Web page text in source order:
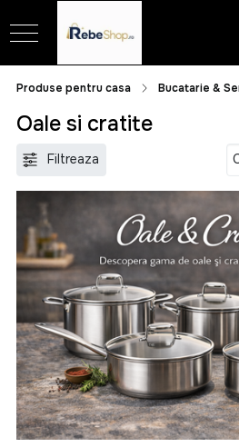
Produse pentru casa Bucatarie &
Oale si cratite
Filtreaza